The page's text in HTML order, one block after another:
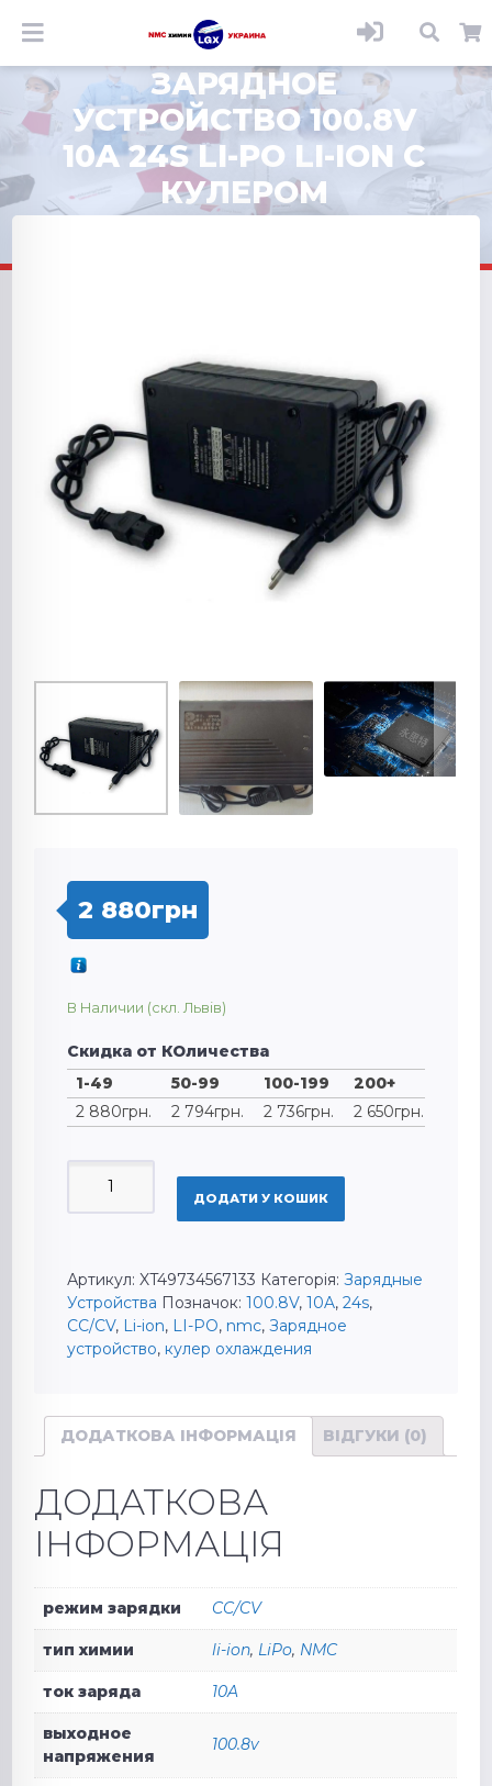
ЗАРЯДНОЕ
УСТРОЙСТВО 100.8V
10A 24S LI-PO LI-ION С
КУЛЕРОМ
2 880грн
В Наличии (скл. Львів)
Скидка от КОличества
1-49
50-99 100-199
200+
2 880грн. 2 794грн. 2 736грн. 2 650грн.
УСТРОЙСТВО
100.8V
LI-
PO
LI-
ION
ОХЛАЖДЕНИЯ
КІЛЬКІСТЬ
ДОДАТИ У КОШИК
Артикул:XT49734567133 Категорія:Зарядные
Устройства Позначок:100.8V,10A,24s,
CC/CV, Li-ion, LI-PO, nmc,Зарядное
устройство, кулер охлаждения
ДОДАТКОВА ІНФОРМАЦІЯ ВІДГУКИ (0)
ДОДАТКОВА
ІНФОРМАЦІЯ
режим зарядки CC/CV
тип химии li-ion, LiPo, NMC
ток заряда 10A
выходное
напряжения
100.8v